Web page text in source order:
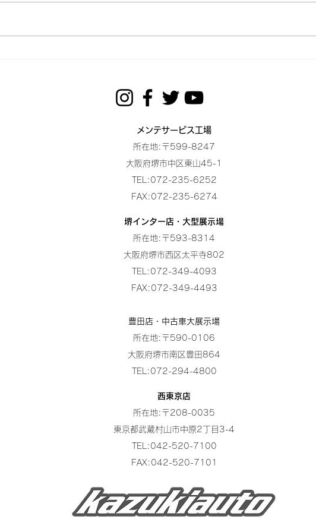
らせ
（BUAN JAPAN）では現在、実車
っております。 大変恐れ入りま
すが、2026年7月１日以降の一部
改良モデルをご購入（ご納車待
ち）のお客様は、適合OK
イベ
メンテサービス工場
所在地:〒599-8247
大阪府堺市中区東山45-1​
TEL:072-235-6252
FAX:072-235-6274​
堺インター店・大型展示場
所在地:〒593-8314
大阪府堺市西区太平寺802
TEL:072-349-4093
FAX:072-349-4493
豊田店・中古車大展示場
所在地:〒590-0106
大阪府堺市南区豊田864
TEL:072-294-4800
西東京店
所在地:〒208-0035
東京都武蔵村山市中原2丁目3-4
TEL:042-520-7100
FAX:042-520-7101